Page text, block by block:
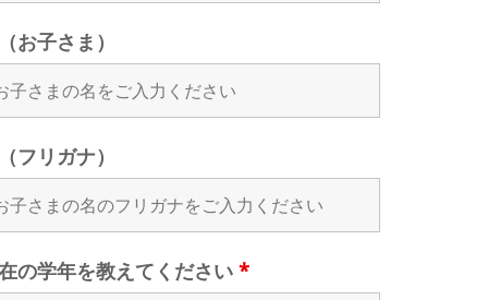
お子さま）
フリガナ）
の学年を教えてください*